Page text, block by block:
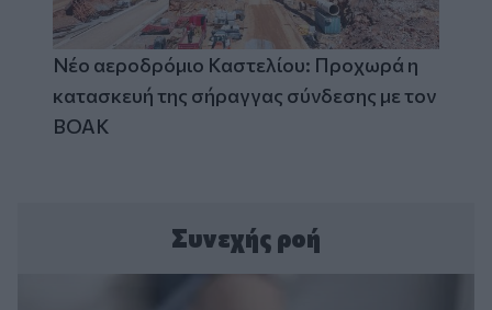
Νέο αεροδρόμιο Καστελίου: Προχωρά η
κατασκευή της σήραγγας σύνδεσης με τον
ΒΟΑΚ
Συνεχής ροή